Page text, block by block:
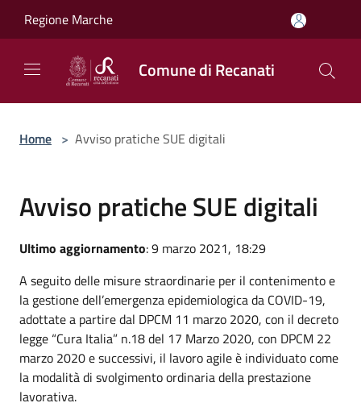
Regione Marche
Comune di Recanati
Home > Avviso pratiche SUE digitali
Avviso pratiche SUE digitali
Ultimo aggiornamento: 9 marzo 2021, 18:29
A seguito delle misure straordinarie per il contenimento e
la gestione dell’emergenza epidemiologica da COVID-19,
adottate a partire dal DPCM 11 marzo 2020, con il decreto
legge “Cura Italia” n.18 del 17 Marzo 2020, con DPCM 22
marzo 2020 e successivi, il lavoro agile è individuato come
la modalità di svolgimento ordinaria della prestazione
lavorativa.